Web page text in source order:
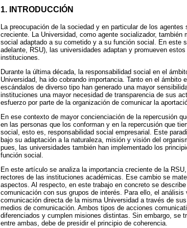
1. INTRODUCCIÓN
La preocupación de la sociedad y en particular de los
creciente. La Universidad, como agente socializador,
social adaptado a su cometido y a su función social. En este
adelante, RSU), las universidades adaptan y promueven
instituciones.
Durante la última década, la responsabilidad social en el
Universidad, ha ido cobrando importancia. Tanto en el
escándalos de diverso tipo han generado una mayor
instituciones una mayor necesidad de transparencia de sus
esfuerzo por parte de la organización de comunicar la
En ese contexto de mayor concienciación de la repercusión
en las personas que los conforman y en la repercusión que
social, esto es, responsabilidad social empresarial. Este
bajo su adaptación a la naturaleza, misión y visión del
pues, las universidades también han implementado los
función social.
En este artículo se analiza la importancia creciente de la
rectores de las instituciones académicas. Ese cambio se
aspectos. Al respecto, en este trabajo en concreto se
comunicación con sus grupos de interés. Para ello, el
comunicación directa de la misma Universidad a través de
medios de comunicación. Ambos tipos de acciones
diferenciados y cumplen misiones distintas. Sin embargo, se
entre ambas, debe de presidir el principio de coherencia.